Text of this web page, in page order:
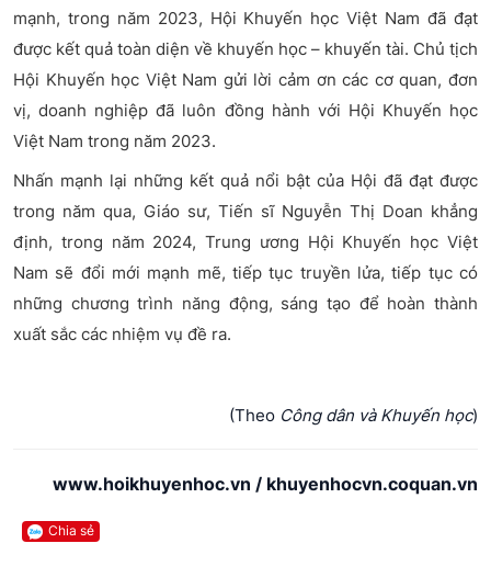
mạnh, trong năm 2023, Hội Khuyến học Việt Nam đã đạt
được kết quả toàn diện về khuyến học – khuyến tài. Chủ tịch
Hội Khuyến học Việt Nam gửi lời cảm ơn các cơ quan, đơn
vị, doanh nghiệp đã luôn đồng hành với Hội Khuyến học
Việt Nam trong năm 2023.
Nhấn mạnh lại những kết quả nổi bật của Hội đã đạt được
trong năm qua, Giáo sư, Tiến sĩ Nguyễn Thị Doan khẳng
định, trong năm 2024, Trung ương Hội Khuyến học Việt
Nam sẽ đổi mới mạnh mẽ, tiếp tục truyền lửa, tiếp tục có
những chương trình năng động, sáng tạo để hoàn thành
xuất sắc các nhiệm vụ đề ra.
(Theo Công dân và Khuyến học)
www.hoikhuyenhoc.vn / khuyenhocvn.coquan.vn
Chia sẻ